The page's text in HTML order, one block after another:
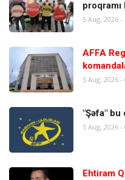
5 Aug, 2026 -
AFFA
5 Aug, 2026 -
"Şəfa" bu
5 Aug, 2026 -
Ehtiram